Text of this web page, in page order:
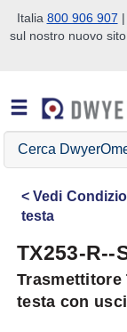
Salta alla ricerca
Salta al contenuto
Salta alla
Italia 800 906 907
sul nostro nuovo
Cerca
DwyerOmega
Vedi
testa
TX253-R--
Trasmettitore
testa con